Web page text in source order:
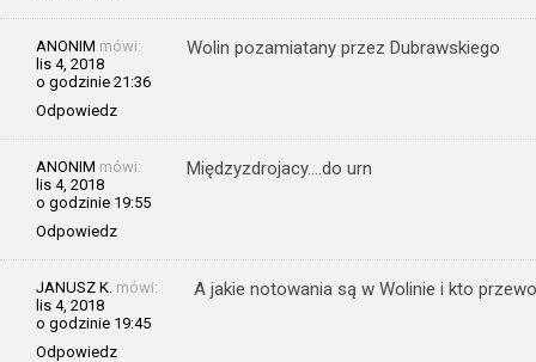
ANONIM mówi:
lis 4, 2018
o godzinie 21:36
Odpowiedz
Wolin pozamiatany przez Dubrawskiego
ANONIM mówi:
lis 4, 2018
o godzinie 19:55
Odpowiedz
Międzyzdrojacy….do urn
JANUSZ K. mówi:
lis 4, 2018
o godzinie 19:45
Odpowiedz
A jakie notowania są w Wolinie i kto